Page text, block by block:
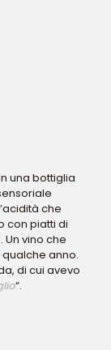
una bottiglia
che
con piatti di
vino che
anno.
di cui avevo
“.